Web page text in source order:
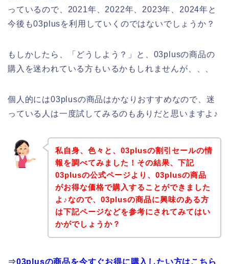
っているので、2021年、2022年、2023年、2024年と
今後も03plusを利用していくのではないでしょうか？
もしかしたら、「どうしよう？」と、03plusの商品の
購入を迷われている方もいるかもしれませんが、、、
個人的には03plusの商品はかなりおすすめなので、迷
っている人は一度試してみるのもありだと思いますよ♪
私自身、色々と、03plusの割引セールの情
報を調べてみました！その結果、下記
03plusの公式ページより、03plusの商品
がお得な価格で購入することができました
よ♪なので、03plusの商品に興味のある方
は下記ページなどを参考にされてみてはい
かがでしょうか？
⇒03plusの商品を今すぐお得に購入したい方はこちら